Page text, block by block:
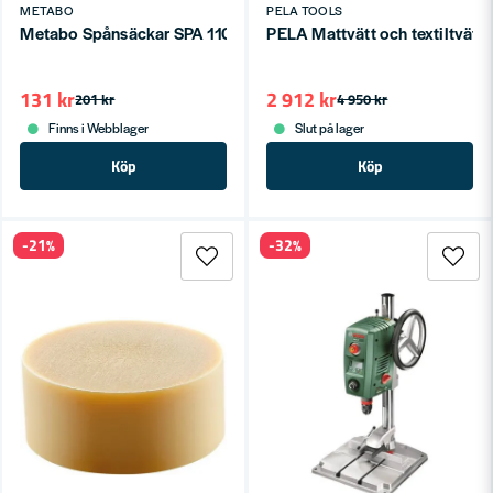
METABO
Metabo Spånsäckar SPA 1100/1101
201 kr
131 kr
Finns i Webblager
Köp
PELA TOOLS
PELA Mattvätt och textiltvätt
4 950 kr
2 912 kr
Slut på lager
Köp
-21% -32%